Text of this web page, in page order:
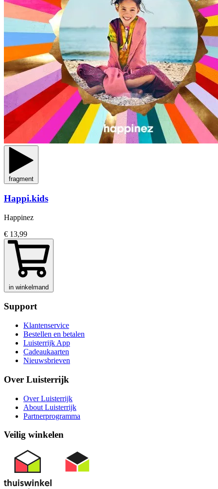
fragment
Happi.kids
Happinez
€ 13,99
in winkelmand
Support
Klantenservice
Bestellen en betalen
Luisterrijk App
Cadeaukaarten
Nieuwsbrieven
Over Luisterrijk
Over Luisterrijk
About Luisterrijk
Partnerprogramma
Veilig winkelen